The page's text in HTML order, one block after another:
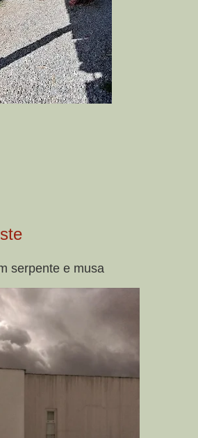
serpente e musa